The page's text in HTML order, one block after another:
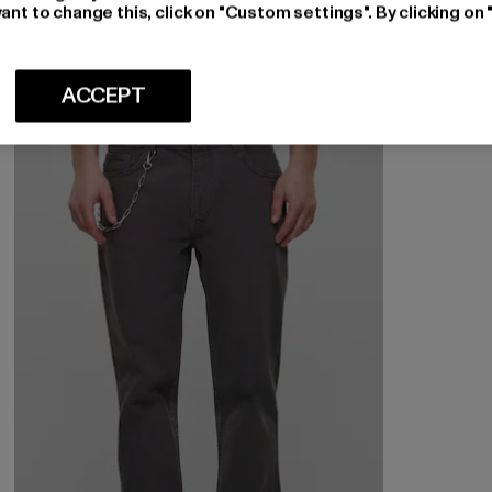
267,24 DKK
Nuværende pris: 267,24 DKK
393,00 DKKKampagnepris: 393,00 DKK
-30%
to change this, click on "Custom settings". By clicking
ACCEPT